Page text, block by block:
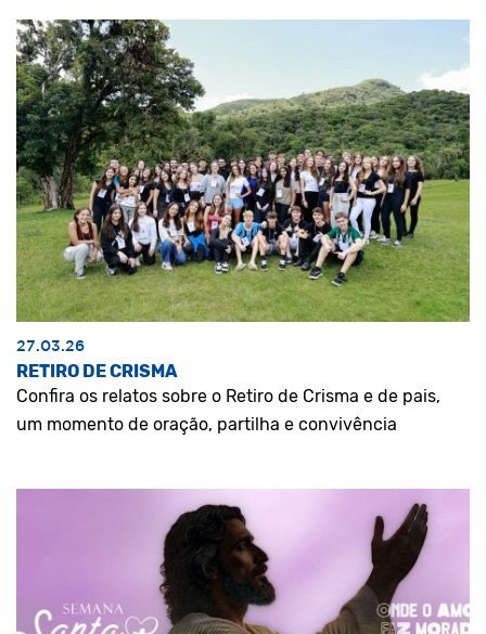
27.03.26
RETIRO DE CRISMA
Confira os relatos sobre o Retiro de Crisma e de pais,
um momento de oração, partilha e convivência